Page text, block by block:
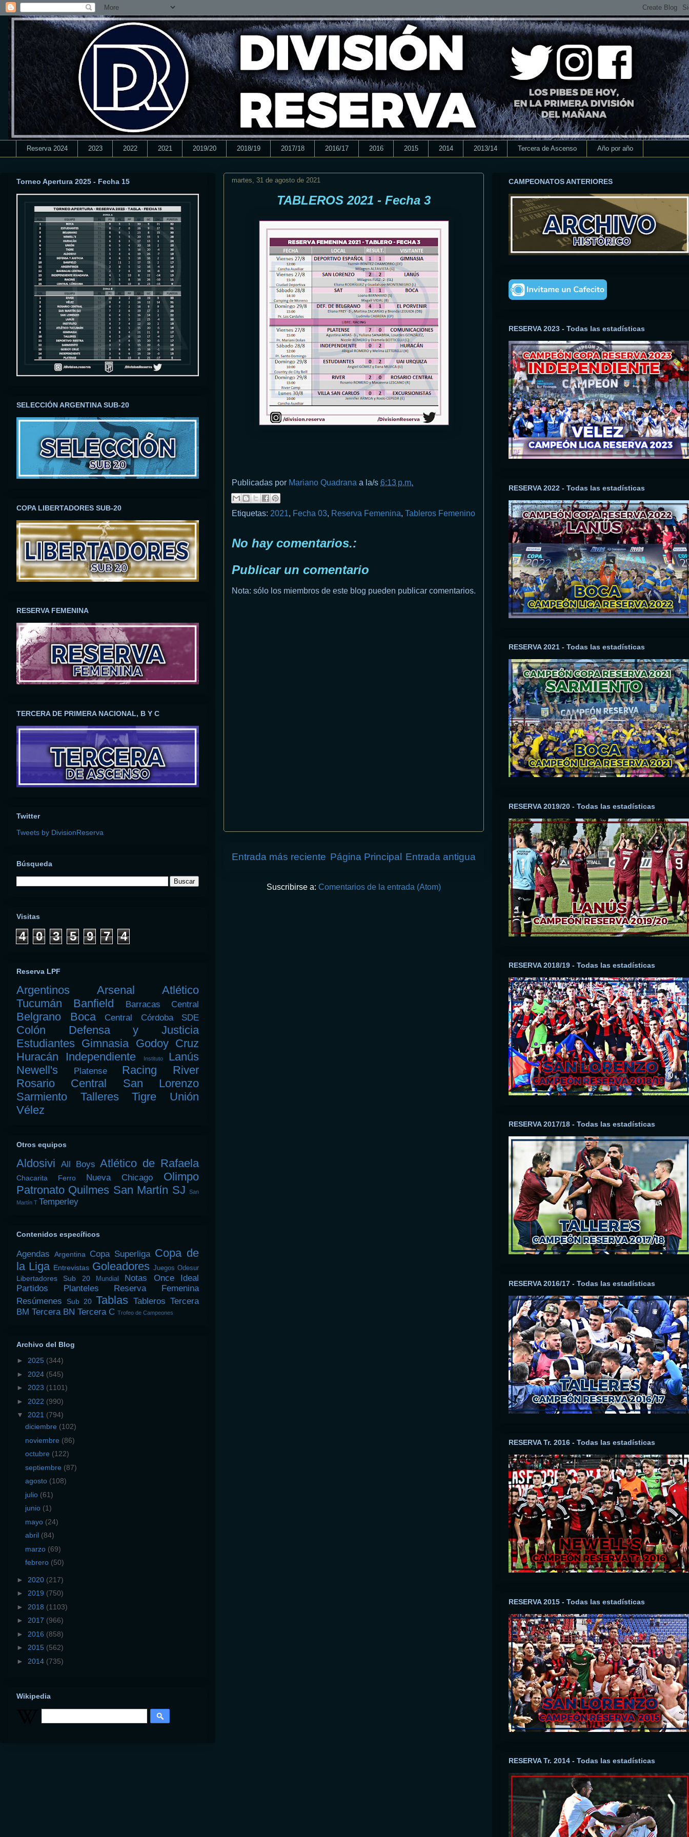
Reserva 2024 2023 2022 2021 2019/20 2018/19 2017/18 2016/17 2016 2015 2014 2013/14 Tercera de Ascenso Año por año
martes, 31 de agosto de 2021
TABLEROS 2021 - Fecha 3
Publicadas por Mariano Quadrana a la/s 6:13 p.m.
Etiquetas: 2021, Fecha 03, Reserva Femenina, Tableros Femenino
No hay comentarios.:
Publicar un comentario
Nota: sólo los miembros de este blog pueden publicar comentarios.
Entrada más reciente Entrada antigua
Página Principal
Suscribirse a: Comentarios de la entrada (Atom)
Torneo Apertura 2025 - Fecha 15
SELECCIÓN ARGENTINA SUB-20
COPA LIBERTADORES SUB-20
RESERVA FEMENINA
TERCERA DE PRIMERA NACIONAL, B Y C
Twitter
Tweets by DivisionReserva
Búsqueda
Visitas
4 0 3 5 9 7 4
Reserva LPF
Argentinos Arsenal
Atlético
Tucumán
Banfield Barracas Central
Belgrano Boca Central Córdoba SDE
Colón
Defensa y Justicia
Estudiantes Gimnasia Godoy Cruz
Huracán
Independiente Instituto
Lanús
Newell's
Platense Racing
River
Rosario Central
San Lorenzo
Sarmiento
Talleres Tigre
Unión
Vélez
Otros equipos
Aldosivi All Boys Atlético de Rafaela
Chacarita Ferro Nueva Chicago
Olimpo
Patronato Quilmes San Martín SJ
San
Martín T Temperley
Contenidos específicos
Agendas Argentina Copa Superliga Copa de
la Liga Entrevistas Goleadores Juegos Odesur
Libertadores Sub 20 Mundial Notas
Once Ideal
Partidos
Planteles
Reserva Femenina
Resúmenes
Sub 20 Tablas Tableros Tercera
BM Tercera BN Tercera C Trofeo de Campeones
Archivo del Blog
► 2025 (344)
► 2024 (545)
► 2023 (1101)
► 2022 (990)
▼ 2021 (794)
diciembre (102)
noviembre (86)
octubre (122)
septiembre (87)
agosto (108)
julio (61)
junio (1)
mayo (24)
abril (84)
marzo (69)
febrero (50)
► 2020 (217)
► 2019 (750)
► 2018 (1103)
► 2017 (966)
► 2016 (858)
► 2015 (562)
► 2014 (735)
Wikipedia
CAMPEONATOS ANTERIORES
RESERVA 2023 - Todas las estadísticas
RESERVA 2022 - Todas las estadísticas
RESERVA 2021 - Todas las estadísticas
RESERVA 2019/20 - Todas las estadísticas
RESERVA 2018/19 - Todas las estadísticas
RESERVA 2017/18 - Todas las estadísticas
RESERVA 2016/17 - Todas las estadísticas
RESERVA Tr. 2016 - Todas las estadísticas
RESERVA 2015 - Todas las estadísticas
RESERVA Tr. 2014 - Todas las estadísticas